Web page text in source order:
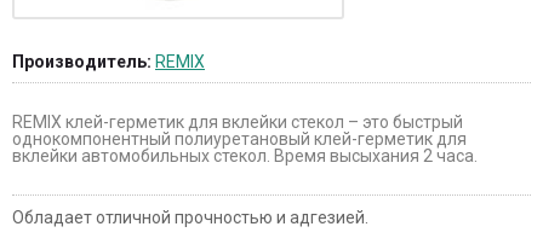
Производитель: REMIX
REMIX клей-герметик для вклейки стекол – это быстрый
однокомпонентный полиуретановый клей-герметик для
вклейки автомобильных стекол. Время высыхания 2 часа.
Обладает отличной прочностью и адгезией.